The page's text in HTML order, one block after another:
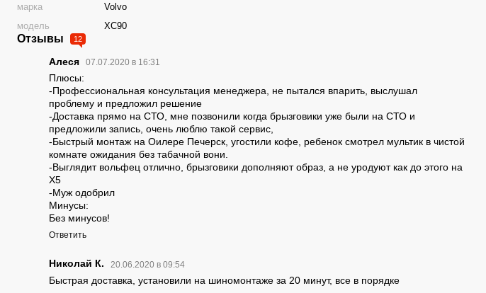
марка
Volvo
модель
XC90
Отзывы 12
Алеся 07.07.2020 в 16:31
Плюсы:
-Профессиональная консультация менеджера, не пытался впарить, выслушал
проблему и предложил решение
-Доставка прямо на СТО, мне позвонили когда брызговики уже были на СТО и
предложили запись, очень люблю такой сервис,
-Быстрый монтаж на Оилере Печерск, угостили кофе, ребенок смотрел мультик в чистой
комнате ожидания без табачной вони.
-Выглядит вольфец отлично, брызговики дополняют образ, а не уродуют как до этого на
Х5
-Муж одобрил
Минусы:
Без минусов!
Ответить
Николай К. 20.06.2020 в 09:54
Быстрая доставка, установили на шиномонтаже за 20 минут, все в порядке